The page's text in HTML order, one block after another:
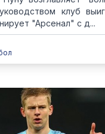
клуб
"Арсенал" с д...